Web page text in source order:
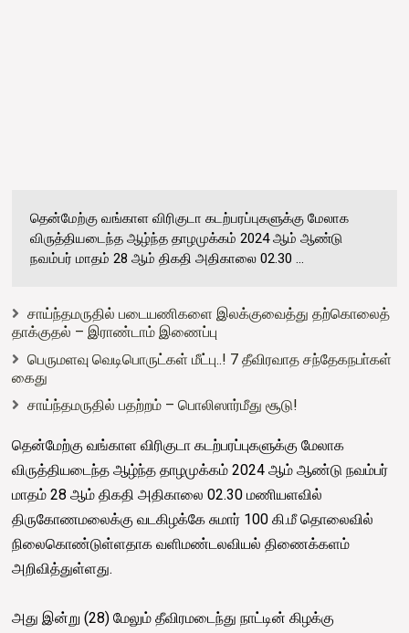
தென்மேற்கு வங்காள விரிகுடா கடற்பரப்புகளுக்கு மேலாக
விருத்தியடைந்த ஆழ்ந்த தாழமுக்கம் 2024 ஆம் ஆண்டு
நவம்பர் மாதம் 28 ஆம் திகதி அதிகாலை 02.30 ...
சாய்ந்தமருதில் படையணிகளை இலக்குவைத்து தற்கொலைத்
தாக்குதல் – இராண்டாம் இணைப்பு
பெருமளவு வெடிபொருட்கள் மீட்பு..! 7 தீவிரவாத சந்தேகநபா்கள்
கைது
சாய்ந்தமருதில் பதற்றம் – பொலிஸார்மீது சூடு!
தென்மேற்கு வங்காள விரிகுடா கடற்பரப்புகளுக்கு மேலாக
விருத்தியடைந்த ஆழ்ந்த தாழமுக்கம் 2024 ஆம் ஆண்டு நவம்பர்
மாதம் 28 ஆம் திகதி அதிகாலை 02.30 மணியளவில்
திருகோணமலைக்கு வடகிழக்கே சுமார் 100 கி.மீ தொலைவில்
நிலைகொண்டுள்ளதாக வளிமண்டலவியல் திணைக்களம்
அறிவித்துள்ளது.
அது இன்று (28) மேலும் தீவிரமடைந்து நாட்டின் கிழக்கு